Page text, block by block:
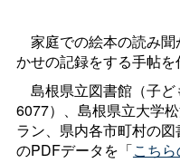
家庭での絵本の読み聞
かせの記録をする手帖を
島根県立図書館（子
6077）、島根県立大学
ラン、県内各市町村の
のPDFデータを「こち